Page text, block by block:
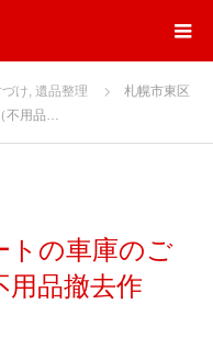
け, 遺品整理
札幌市東区
不用品…
トの車庫のご
用品撤去作